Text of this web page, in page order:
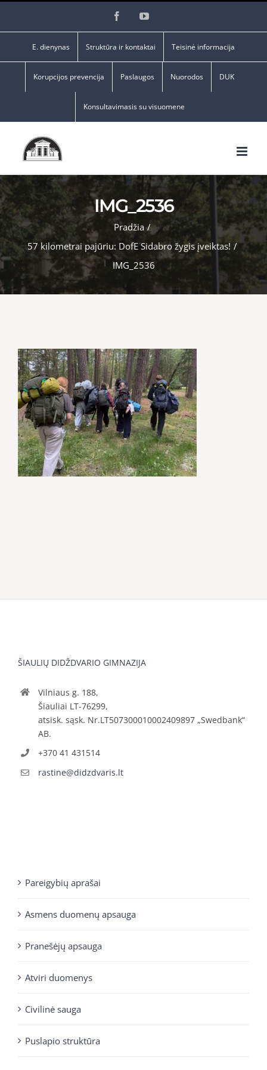
FacebookYouTube
E. dienynas Struktūra ir kontaktai Teisinė informacija
Korupcijos prevencija Paslaugos Nuorodos DUK
Konsultavimasis su visuomene
IMG_2536
Pradžia /
57 kilometrai pajūriu: DofE Sidabro žygis įveiktas! /
IMG_2536
ŠIAULIŲ DIDŽDVARIO GIMNAZIJA
Vilniaus g. 188,
Šiauliai LT-76299,
atsisk. sąsk. Nr.LT507300010002409897 „Swedbank“
AB.
+370 41 431514
rastine@didzdvaris.lt
Pareigybių aprašai
Asmens duomenų apsauga
Pranešėjų apsauga
Atviri duomenys
Civilinė sauga
Puslapio struktūra